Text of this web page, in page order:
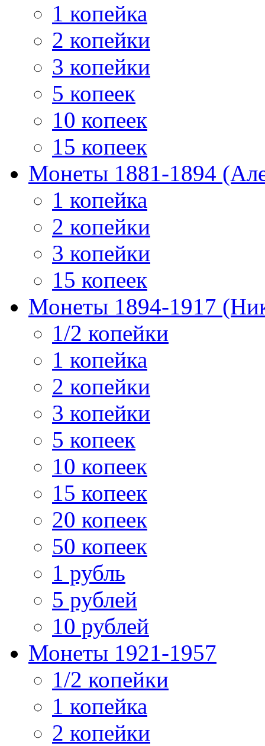
1 копейка
2 копейки
3 копейки
5 копеек
10 копеек
15 копеек
Монеты 1881-1894
1 копейка
2 копейки
3 копейки
15 копеек
Монеты 1894-1917
1/2 копейки
1 копейка
2 копейки
3 копейки
5 копеек
10 копеек
15 копеек
20 копеек
50 копеек
1 рубль
5 рублей
10 рублей
Монеты 1921-1957
1/2 копейки
1 копейка
2 копейки